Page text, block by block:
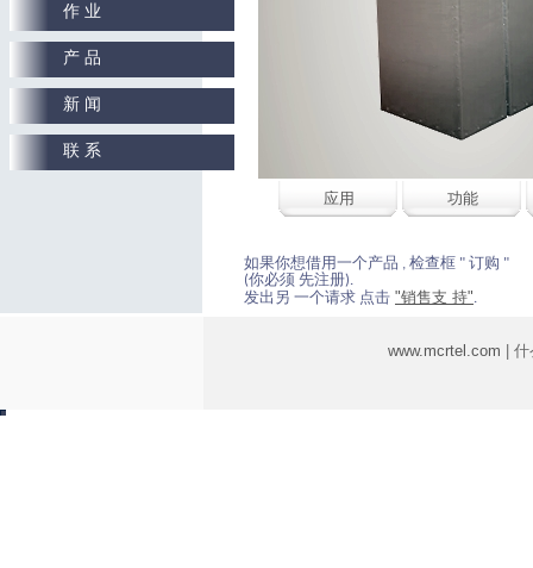
应用 功能
如果你想借用一个产品 , 检查框 " 订购 "
(你必须 先注册).
发出另 一个请求 点击 "销售支 持".
www.mcrtel.com |
作 业
产 品
新 闻
联 系